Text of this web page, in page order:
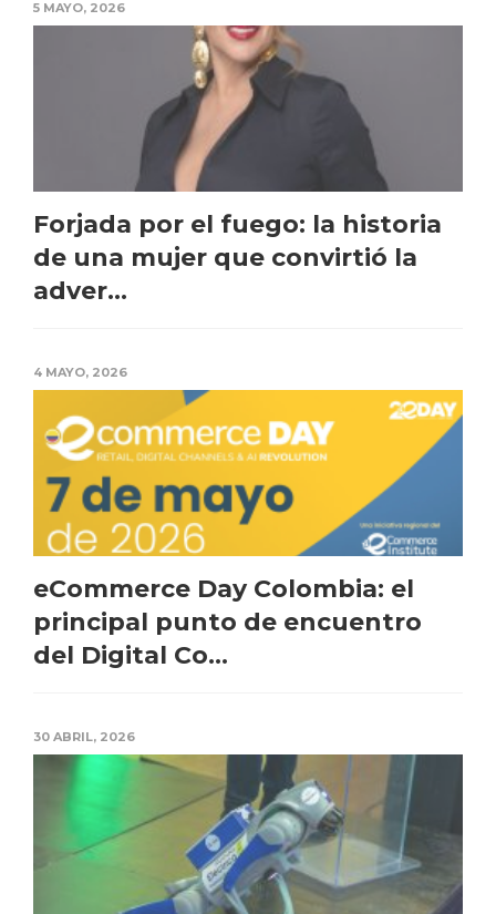
5 MAYO, 2026
Forjada por el fuego: la historia
de una mujer que convirtió la
adver...
4 MAYO, 2026
eCommerce Day Colombia: el
principal punto de encuentro
del Digital Co...
30 ABRIL, 2026